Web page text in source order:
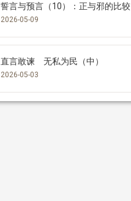
誓言与预言（10）：正与邪的比较
2026-05-09
直言敢谏 无私为民（中）
2026-05-03